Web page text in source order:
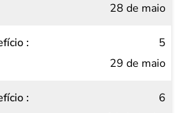
28 de maio
5
29 de maio
6